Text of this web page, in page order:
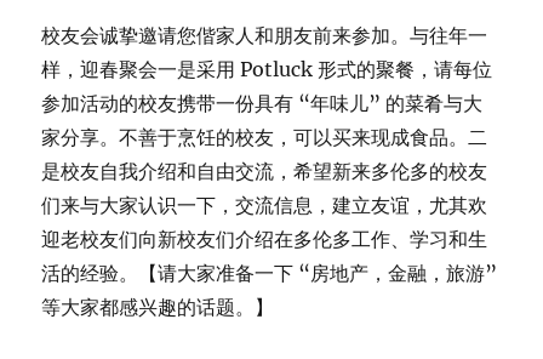
校友会诚挚邀请您偕家人和朋友前来参加。与往年一
样，迎春聚会一是采用 Potluck 形式的聚餐，请每位
参加活动的校友携带一份具有 “年味儿” 的菜肴与大
家分享。不善于烹饪的校友，可以买来现成食品。二
是校友自我介绍和自由交流，希望新来多伦多的校友
们来与大家认识一下，交流信息，建立友谊，尤其欢
迎老校友们向新校友们介绍在多伦多工作、学习和生
活的经验。【请大家准备一下 “房地产，金融，旅游”
等大家都感兴趣的话题。】